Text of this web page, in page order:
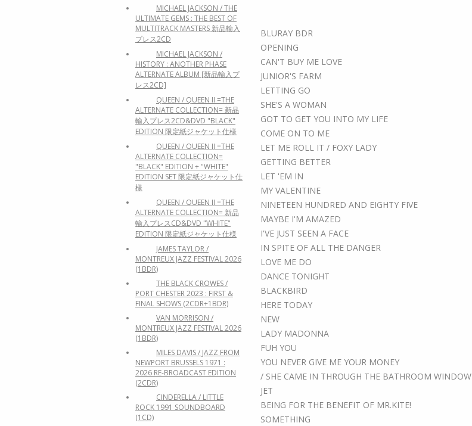
BLURAY BDR
OPENING
CAN'T BUY ME LOVE
JUNIOR'S FARM
LETTING GO
SHE'S A WOMAN
GOT TO GET YOU INTO MY LIFE
COME ON TO ME
LET ME ROLL IT / FOXY LADY
GETTING BETTER
LET 'EM IN
MY VALENTINE
NINETEEN HUNDRED AND EIGHTY FIVE
MAYBE I'M AMAZED
I'VE JUST SEEN A FACE
IN SPITE OF ALL THE DANGER
LOVE ME DO
DANCE TONIGHT
BLACKBIRD
HERE TODAY
NEW
LADY MADONNA
FUH YOU
YOU NEVER GIVE ME YOUR MONEY
/ SHE CAME IN THROUGH THE BATHROOM WINDOW
JET
BEING FOR THE BENEFIT OF MR.KITE!
SOMETHING
MICHAEL JACKSON / THE
ULTIMATE GEMS : THE BEST OF
MULTITRACK MASTERS 新品輸入
プレス2CD
MICHAEL JACKSON /
HISTORY : ANOTHER PHASE
ALTERNATE ALBUM [新品輸入プ
レス2CD]
QUEEN / QUEEN II =THE
ALTERNATE COLLECTION= 新品
輸入プレス2CD&DVD "BLACK"
EDITION 限定紙ジャケット仕様
QUEEN / QUEEN II =THE
ALTERNATE COLLECTION=
"BLACK" EDITION + "WHITE"
EDITION SET 限定紙ジャケット仕
様
QUEEN / QUEEN II =THE
ALTERNATE COLLECTION= 新品
輸入プレスCD&DVD "WHITE"
EDITION 限定紙ジャケット仕様
JAMES TAYLOR /
MONTREUX JAZZ FESTIVAL 2026
(1BDR)
THE BLACK CROWES /
PORT CHESTER 2023 : FIRST &
FINAL SHOWS (2CDR+1BDR)
VAN MORRISON /
MONTREUX JAZZ FESTIVAL 2026
(1BDR)
MILES DAVIS / JAZZ FROM
NEWPORT BRUSSELS 1971 :
2026 RE-BROADCAST EDITION
(2CDR)
CINDERELLA / LITTLE
ROCK 1991 SOUNDBOARD
(1CD)